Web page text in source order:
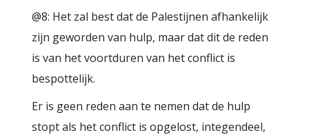
@8: Het zal best dat de Palestijnen afhankelijk
zijn geworden van hulp, maar dat dit de reden
is van het voortduren van het conflict is
bespottelijk.
Er is geen reden aan te nemen dat de hulp
stopt als het conflict is opgelost, integendeel,